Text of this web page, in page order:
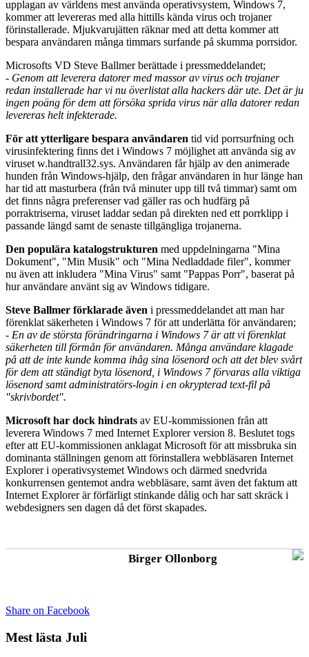
upplagan av världens mest använda operativsystem, Windows 7,
kommer att levereras med alla hittills kända virus och trojaner
förinstallerade. Mjukvarujätten räknar med att detta kommer att
bespara användaren många timmars surfande på skumma porrsidor.
Microsofts VD Steve Ballmer berättade i pressmeddelandet;
- Genom att leverera datorer med massor av virus och trojaner
redan installerade har vi nu överlistat alla hackers där ute. Det är ju
ingen poäng för dem att försöka sprida virus när alla datorer redan
levereras helt infekterade.
För att ytterligare bespara användaren tid vid porrsurfning och
virusinfektering finns det i Windows 7 möjlighet att använda sig av
viruset w.handtrall32.sys. Användaren får hjälp av den animerade
hunden från Windows-hjälp, den frågar användaren in hur länge han
har tid att masturbera (från två minuter upp till två timmar) samt om
det finns några preferenser vad gäller ras och hudfärg på
porraktriserna, viruset laddar sedan på direkten ned ett porrklipp i
passande längd samt de senaste tillgängliga trojanerna.
Den populära katalogstrukturen med uppdelningarna "Mina
Dokument", "Min Musik" och "Mina Nedladdade filer", kommer
nu även att inkludera "Mina Virus" samt "Pappas Porr", baserat på
hur användare använt sig av Windows tidigare.
Steve Ballmer förklarade även i pressmeddelandet att man har
förenklat säkerheten i Windows 7 för att underlätta för användaren;
- En av de största förändringarna i Windows 7 är att vi förenklat
säkerheten till förmån för användaren. Många användare klagade
på att de inte kunde komma ihåg sina lösenord och att det blev svårt
för dem att ständigt byta lösenord, i Windows 7 förvaras alla viktiga
lösenord samt administratörs-login i en okrypterad text-fil på
"skrivbordet".
Microsoft har dock hindrats av EU-kommissionen från att
leverera Windows 7 med Internet Explorer version 8. Beslutet togs
efter att EU-kommissionen anklagat Microsoft för att missbruka sin
dominanta ställningen genom att förinstallera webbläsaren Internet
Explorer i operativsystemet Windows och därmed snedvrida
konkurrensen gentemot andra webbläsare, samt även det faktum att
Internet Explorer är förfärligt stinkande dålig och har satt skräck i
webdesigners sen dagen då det först skapades.
Birger Ollonborg
Share on Facebook
Mest lästa Juli